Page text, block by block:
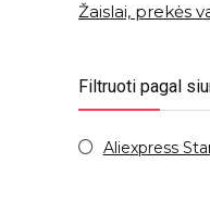
Žaislai, prekės
Filtruoti pagal
Aliexpress